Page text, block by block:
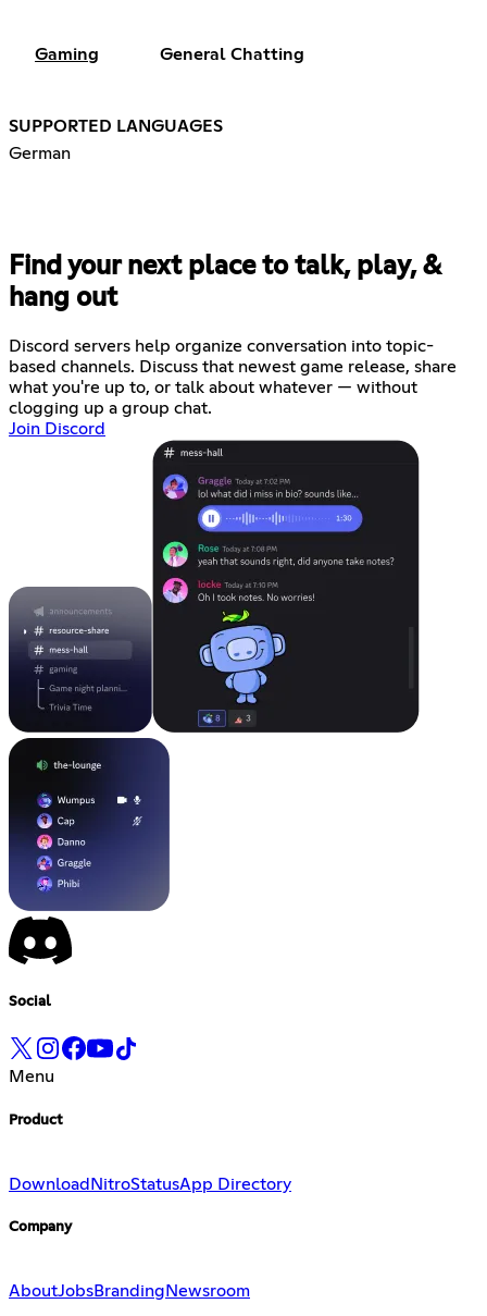
Gaming General Chatting
SUPPORTED LANGUAGES
German
Find your next place to talk, play, &
hang out
Discord servers help organize conversation into topic-
based channels. Discuss that newest game release, share
what you're up to, or talk about whatever — without
clogging up a group chat.
Join Discord
Social
Menu
Product
Download NitroStatusApp Directory
Company
AboutJobsBranding Newsroom